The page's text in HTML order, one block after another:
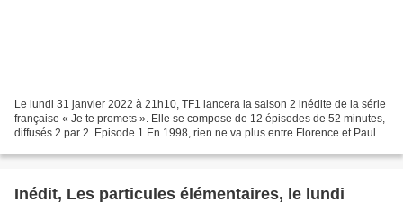
Le lundi 31 janvier 2022 à 21h10, TF1 lancera la saison 2 inédite de la série
française « Je te promets ». Elle se compose de 12 épisodes de 52 minutes,
diffusés 2 par 2. Episode 1 En 1998, rien ne va plus entre Florence et Paul.
Inédit, Les particules élémentaires, le lundi